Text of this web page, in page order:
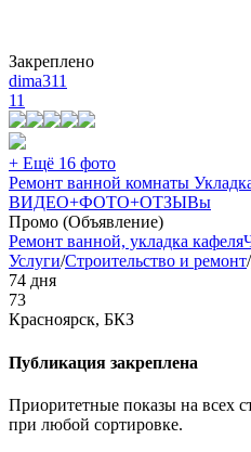
Закреплено
dima311
11
+ Ещё 16 фото
Ремонт ванной комнаты
ВИДЕО+ФОТО+ОТЗЫВы
Промо (Объявление)
Ремонт ванной, укладка кафеля
Услуги/Строительство и ремонт/
74 дня
73
Красноярск, БКЗ
Публикация закреплена
Приоритетные показы на всех
при любой сортировке.